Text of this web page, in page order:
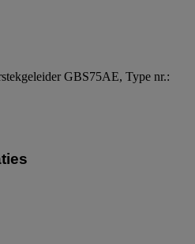
GBS75AE, Type nr.: